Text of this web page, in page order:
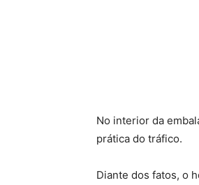
No interior da
prática do tráfico.
Diante dos fatos, o